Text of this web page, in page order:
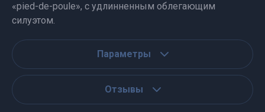
«pied-de-poule», с удлинненным облегающим
силуэтом.
Параметры
Отзывы